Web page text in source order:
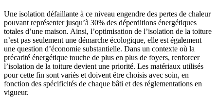
Une isolation défaillante à ce niveau engendre des pertes de chaleur
pouvant représenter jusqu’à 30% des déperditions énergétiques
totales d’une maison. Ainsi, l’optimisation de l’isolation de la toiture
n’est pas seulement une démarche écologique, elle est également
une question d’économie substantielle. Dans un contexte où la
précarité énergétique touche de plus en plus de foyers, renforcer
l’isolation de la toiture devient une priorité. Les matériaux utilisés
pour cette fin sont variés et doivent être choisis avec soin, en
fonction des spécificités de chaque bâti et des réglementations en
vigueur.